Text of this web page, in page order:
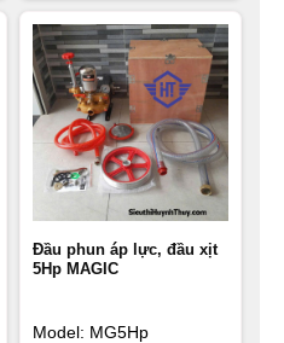
Đầu phun áp lực, đầu xịt
5Hp MAGIC
Model: MG5Hp